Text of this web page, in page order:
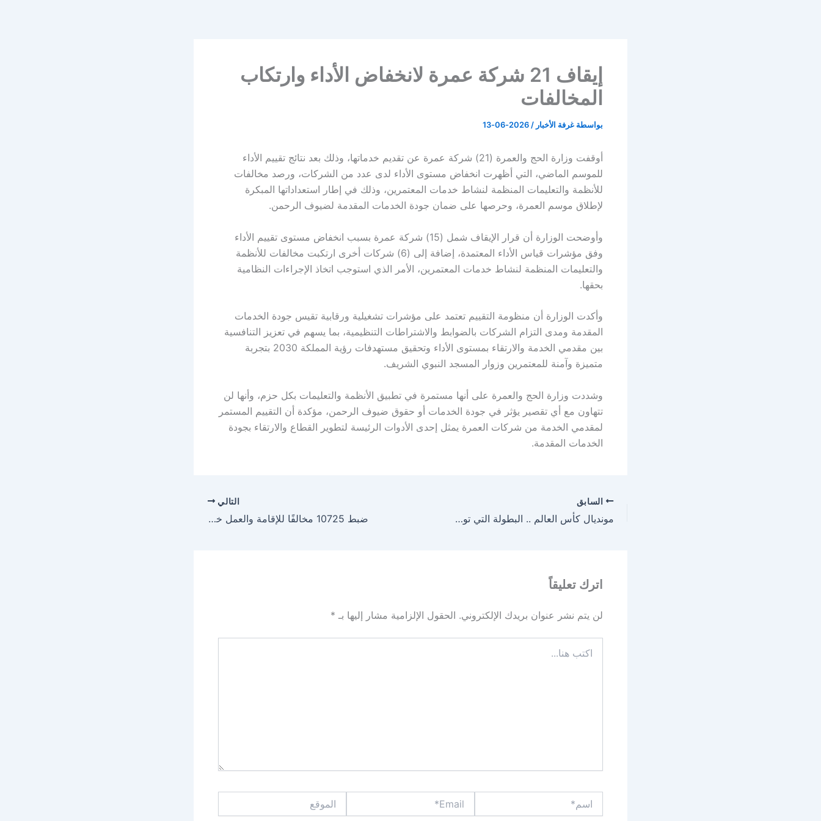
إيقاف 21 شركة عمرة لانخفاض الأداء وارتكاب
المخالفات
بواسطة غرفة الأخبار /
2026-06-13
أوقفت وزارة الحج والعمرة (21) شركة عمرة عن تقديم خدماتها، وذلك بعد نتائج تقييم الأداء
للموسم الماضي، التي أظهرت انخفاض مستوى الأداء لدى عدد من الشركات، ورصد مخالفات
للأنظمة والتعليمات المنظمة لنشاط خدمات المعتمرين، وذلك في إطار استعداداتها المبكرة
لإطلاق موسم العمرة، وحرصها على ضمان جودة الخدمات المقدمة لضيوف الرحمن.
وأوضحت الوزارة أن قرار الإيقاف شمل (15) شركة عمرة بسبب انخفاض مستوى تقييم الأداء
وفق مؤشرات قياس الأداء المعتمدة، إضافة إلى (6) شركات أخرى ارتكبت مخالفات للأنظمة
والتعليمات المنظمة لنشاط خدمات المعتمرين، الأمر الذي استوجب اتخاذ الإجراءات النظامية
بحقها.
وأكدت الوزارة أن منظومة التقييم تعتمد على مؤشرات تشغيلية ورقابية تقيس جودة الخدمات
المقدمة ومدى التزام الشركات بالضوابط والاشتراطات التنظيمية، بما يسهم في تعزيز التنافسية
بين مقدمي الخدمة والارتقاء بمستوى الأداء وتحقيق مستهدفات رؤية المملكة 2030 بتجربة
متميزة وآمنة للمعتمرين وزوار المسجد النبوي الشريف.
وشددت وزارة الحج والعمرة على أنها مستمرة في تطبيق الأنظمة والتعليمات بكل حزم، وأنها لن
تتهاون مع أي تقصير يؤثر في جودة الخدمات أو حقوق ضيوف الرحمن، مؤكدة أن التقييم المستمر
لمقدمي الخدمة من شركات العمرة يمثل إحدى الأدوات الرئيسة لتطوير القطاع والارتقاء بجودة
الخدمات المقدمة.
السابق
مونديال كأس العالم .. البطولة التي توحّد الشعوب
التالي
ضبط 10725 مخالفًا للإقامة والعمل خلال أسبوع
اترك تعليقاً
لن يتم نشر عنوان بريدك الإلكتروني. الحقول الإلزامية مشار إليها بـ *
هنا...